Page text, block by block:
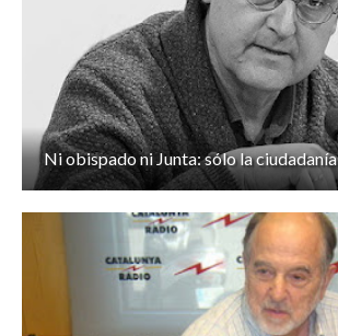
Ni obispado ni Junta: sólo la ciudadanía